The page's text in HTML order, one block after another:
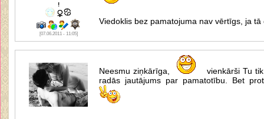
!
[07.06.2011 - 11:05]
Viedoklis bez pamatojuma nav vērtīgs, ja
Neesmu ziņkārīga,
vienkārši Tu
radās jautājums par pamatotību. Bet